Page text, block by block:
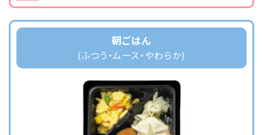
朝ごはん
(ふつう・ムース・やわらか)